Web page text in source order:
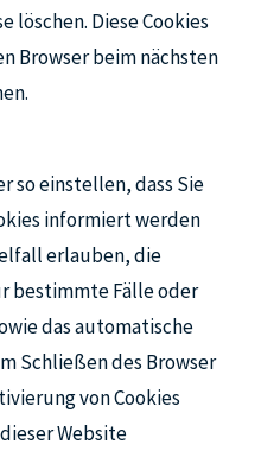
löschen. Diese Cookies
Browser beim nächsten
so einstellen, dass Sie
informiert werden
erlauben, die
bestimmte Fälle oder
das automatische
Schließen des Browser
von Cookies
Website